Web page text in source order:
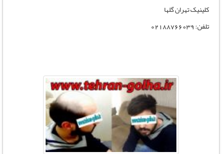
کلینیک تهران گلها
تلفن: 02188766039